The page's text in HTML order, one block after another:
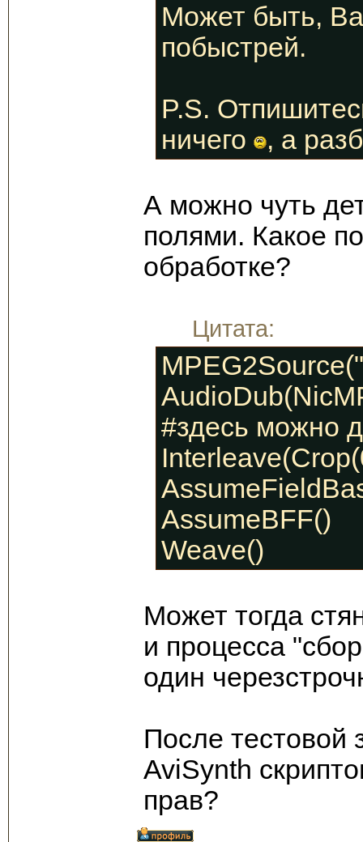
Может быть,
побыстрей.
P.S.
ничего
, а
А можно чуть
полями. Какое
обработке?
Цитата:
#здесь можно
AssumeBFF()
Weave()
Может тогда
и процесса
один
После тестовой
AviSynth
прав?